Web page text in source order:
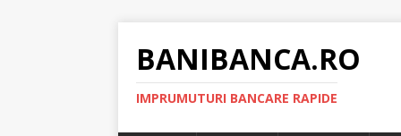
BANIBANCA.RO
IMPRUMUTURI BANCARE RAPIDE